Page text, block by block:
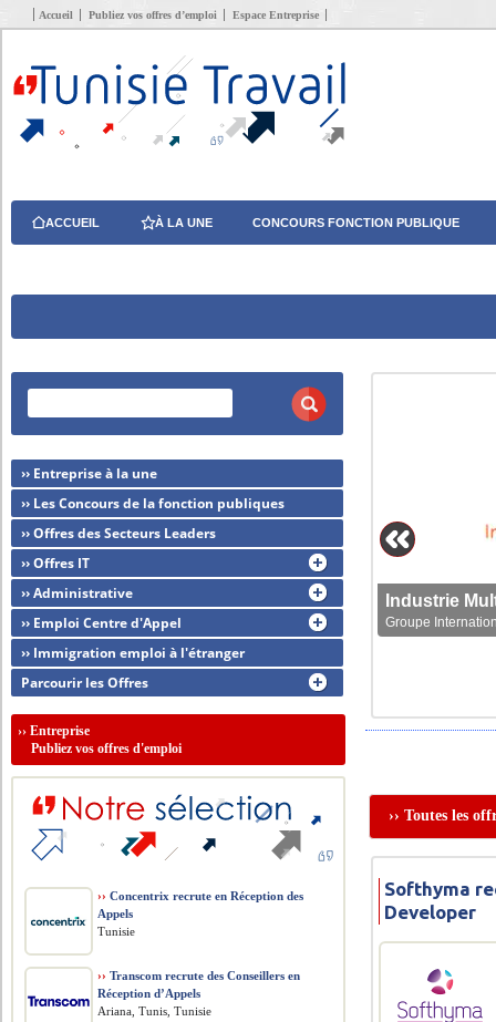
Accueil Publiez vos offres d’emploi Espace Entreprise
ACCUEIL À LA UNE CONCOURS FONCTION PUBLIQUE
Groupe
›› Toutes les
Softhyma
Developer
›› Entreprise à la une
›› Les Concours de la fonction publiques
›› Offres des Secteurs Leaders
›› Offres IT
›› Administrative
›› Emploi Centre d'Appel
›› Immigration emploi à l'étranger
Parcourir les Offres
››Entreprise
Publiez vos offres d'emploi
›› Concentrix recrute en Réception des
Appels
Tunisie
›› Transcom recrute des Conseillers en
Réception d’Appels
Ariana, Tunis, Tunisie